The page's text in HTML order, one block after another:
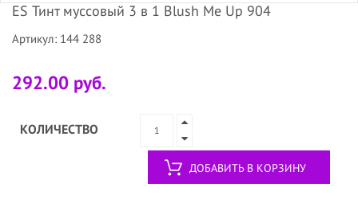
ES Тинт муссовый 3 в 1 Blush Me Up 904
Артикул: 144 288
292.00 руб.
КОЛИЧЕСТВО
ДОБАВИТЬ В КОРЗИНУ